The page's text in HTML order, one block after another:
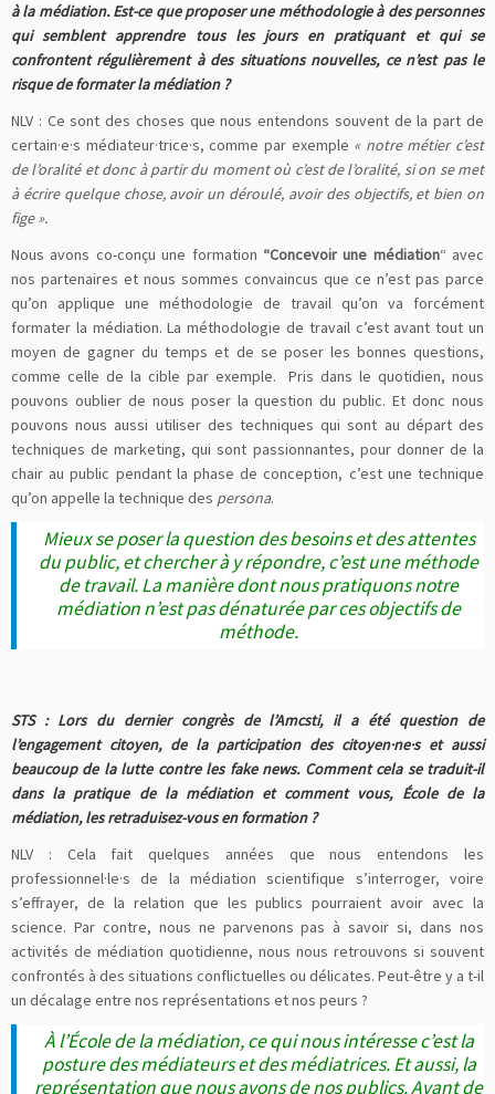
à la médiation. Est-ce que proposer une méthodologie à des personnes
qui semblent apprendre tous les jours en pratiquant et qui se
confrontent régulièrement à des situations nouvelles, ce n’est pas le
risque de formater la médiation ?
NLV : Ce sont des choses que nous entendons souvent de la part de
certain·e·s médiateur·trice·s, comme par exemple « notre métier c’est
de l’oralité et donc à partir du moment où c’est de l’oralité, si on se met
à écrire quelque chose, avoir un déroulé, avoir des objectifs, et bien on
fige ».
Nous avons co-conçu une formation “Concevoir une médiation“ avec
nos partenaires et nous sommes convaincus que ce n’est pas parce
qu’on applique une méthodologie de travail qu’on va forcément
formater la médiation. La méthodologie de travail c’est avant tout un
moyen de gagner du temps et de se poser les bonnes questions,
comme celle de la cible par exemple. Pris dans le quotidien, nous
pouvons oublier de nous poser la question du public. Et donc nous
pouvons nous aussi utiliser des techniques qui sont au départ des
techniques de marketing, qui sont passionnantes, pour donner de la
chair au public pendant la phase de conception, c’est une technique
qu’on appelle la technique des persona.
Mieux se poser la question des besoins et des attentes
du public, et chercher à y répondre, c’est une méthode
de travail. La manière dont nous pratiquons notre
médiation n’est pas dénaturée par ces objectifs de
méthode.
STS : Lors du dernier congrès de l’Amcsti, il a été question de
l’engagement citoyen, de la participation des citoyen·ne·s et aussi
beaucoup de la lutte contre les fake news. Comment cela se traduit-il
dans la pratique de la médiation et comment vous, École de la
médiation, les retraduisez-vous en formation ?
NLV : Cela fait quelques années que nous entendons les
professionnel·le·s de la médiation scientifique s’interroger, voire
s’effrayer, de la relation que les publics pourraient avoir avec la
science. Par contre, nous ne parvenons pas à savoir si, dans nos
activités de médiation quotidienne, nous nous retrouvons si souvent
confrontés à des situations conflictuelles ou délicates. Peut-être y a t-il
un décalage entre nos représentations et nos peurs ?
À l’École de la médiation, ce qui nous intéresse c’est la
posture des médiateurs et des médiatrices. Et aussi, la
représentation que nous avons de nos publics. Avant de